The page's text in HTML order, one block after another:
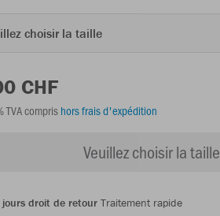
choisir la taille
CHF
TVA compris hors frais d'expédition
Veuillez choisir la taille
droit de retour Traitement rapide